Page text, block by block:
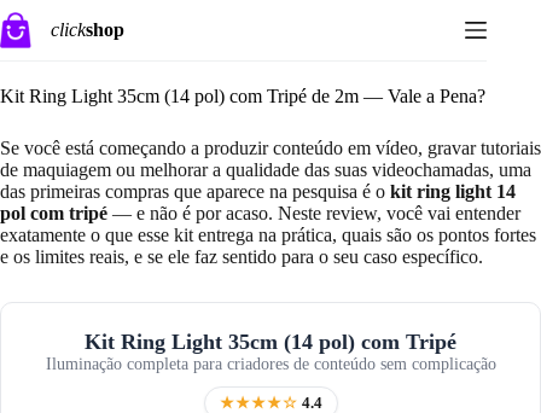
Pular
para
o
clickshop
Kit Ring Light 35cm (14 pol) com Tripé de 2m — Vale a Pena?
Se você está começando a produzir conteúdo em vídeo, gravar tutoriais
de maquiagem ou melhorar a qualidade das suas videochamadas, uma
das primeiras compras que aparece na pesquisa é o kit ring light 14
pol com tripé — e não é por acaso. Neste review, você vai entender
exatamente o que esse kit entrega na prática, quais são os pontos fortes
e os limites reais, e se ele faz sentido para o seu caso específico.
Kit Ring Light 35cm (14 pol) com Tripé
Iluminação completa para criadores de conteúdo sem complicação
★★★★☆ 4.4